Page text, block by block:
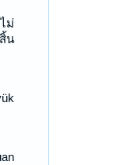
ม่
น